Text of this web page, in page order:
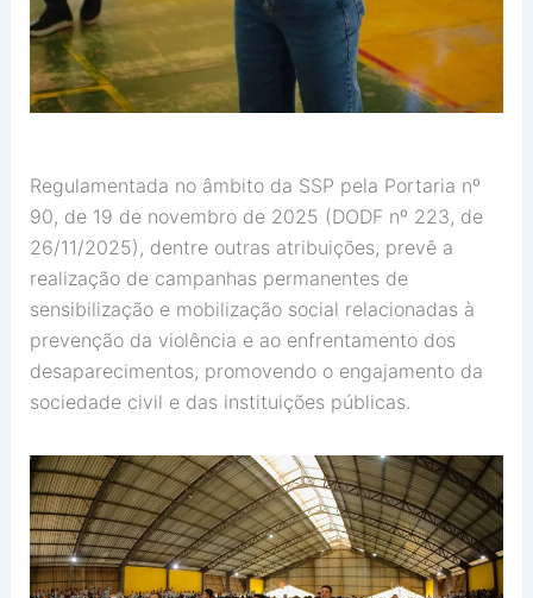
Regulamentada no âmbito da SSP pela Portaria nº
90, de 19 de novembro de 2025 (DODF nº 223, de
26/11/2025), dentre outras atribuições, prevê a
realização de campanhas permanentes de
sensibilização e mobilização social relacionadas à
prevenção da violência e ao enfrentamento dos
desaparecimentos, promovendo o engajamento da
sociedade civil e das instituições públicas.